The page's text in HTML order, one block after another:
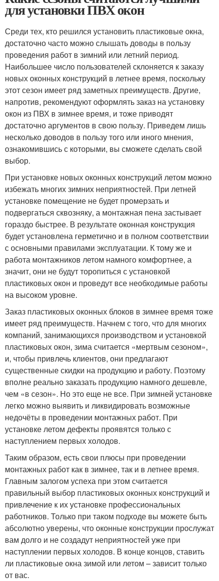
для установки ПВХ окон
Среди тех, кто решился установить пластиковые окна,
достаточно часто можно слышать доводы в пользу
проведения работ в зимний или летний период.
Наибольшее число пользователей склоняется к заказу
новых оконных конструкций в летнее время, поскольку
этот сезон имеет ряд заметных преимуществ. Другие,
напротив, рекомендуют оформлять заказ на установку
окон из ПВХ в зимнее время, и тоже приводят
достаточно аргументов в свою пользу. Приведем лишь
несколько доводов в пользу того или иного мнения,
ознакомившись с которыми, вы сможете сделать свой
выбор.
При установке новых оконных конструкций летом можно
избежать многих зимних неприятностей. При летней
установке помещение не будет промерзать и
подвергаться сквозняку, а монтажная пена застывает
гораздо быстрее. В результате оконная конструкция
будет установлена герметично и в полном соответствии
с основными правилами эксплуатации. К тому же и
работа монтажников летом намного комфортнее, а
значит, они не будут торопиться с установкой
пластиковых окон и проведут все необходимые работы
на высоком уровне.
Заказ пластиковых оконных блоков в зимнее время тоже
имеет ряд преимуществ. Начнем с того, что для многих
компаний, занимающихся производством и установкой
пластиковых окон, зима считается «мертвым сезоном»,
и, чтобы привлечь клиентов, они предлагают
существенные скидки на продукцию и работу. Поэтому
вполне реально заказать продукцию намного дешевле,
чем «в сезон». Но это еще не все. При зимней установке
легко можно выявить и ликвидировать возможные
недочёты в проведении монтажных работ. При
установке летом дефекты проявятся только с
наступлением первых холодов.
Таким образом, есть свои плюсы при проведении
монтажных работ как в зимнее, так и в летнее время.
Главным залогом успеха при этом считается
правильный выбор пластиковых оконных конструкций и
привлечение к их установке профессиональных
работников. Только при таком подходе вы можете быть
абсолютно уверены, что оконные конструкции прослужат
вам долго и не создадут неприятностей уже при
наступлении первых холодов. В конце концов, ставить
ли пластиковые окна зимой или летом – зависит только
от вас.